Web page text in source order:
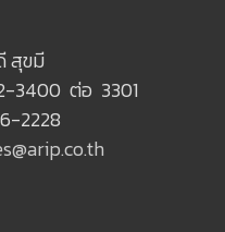
สุขมี
3400 ต่อ 3301
2228